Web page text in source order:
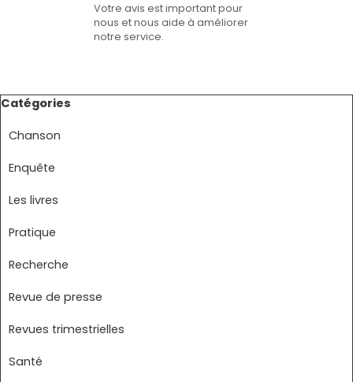
Votre avis est important pour
nous et nous aide à améliorer
notre service.
Sauter le bloc Catégories
Catégories
Chanson
Enquête
Les livres
Pratique
Recherche
Revue de presse
Revues trimestrielles
Santé